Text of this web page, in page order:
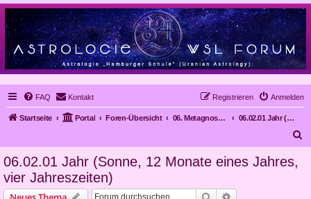
FAQ Kontakt Anmelden
Registrieren
Startseite Portal Foren-Übersicht 06. Metagnose, Prognose
06.02.01 Jahr (Sonne, 12 Monate eines Jahres, vier Jahreszeiten)
06.02.01 Jahr (Sonne, 12 Monate eines Jahres,
vier Jahreszeiten)
Suche